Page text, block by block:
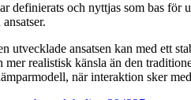
definierats och nyttjas som bas för
utvecklade ansatsen kan med ett
mer realistisk känsla än den
när interaktion sker